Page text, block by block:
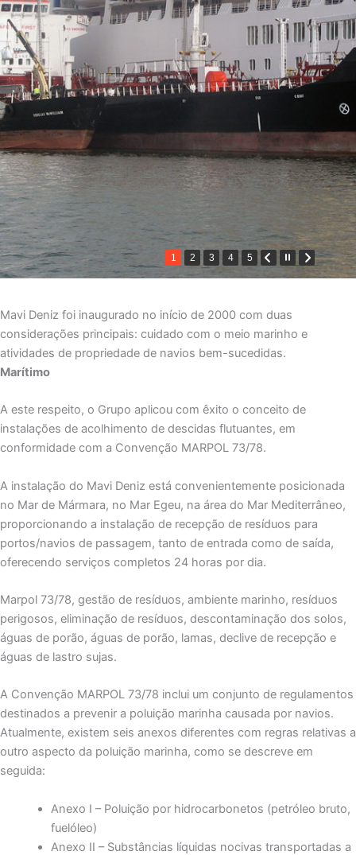
1 2 3 4 5
Mavi Deniz foi inaugurado no início de 2000 com duas
considerações principais: cuidado com o meio marinho e
atividades de propriedade de navios bem-sucedidas.
Marítimo
A este respeito, o Grupo aplicou com êxito o conceito de
instalações de acolhimento de descidas flutuantes, em
conformidade com a Convenção MARPOL 73/78.
A instalação do Mavi Deniz está convenientemente posicionada
no Mar de Mármara, no Mar Egeu, na área do Mar Mediterrâneo,
proporcionando a instalação de recepção de resíduos para
portos/navios de passagem, tanto de entrada como de saída,
oferecendo serviços completos 24 horas por dia.
Marpol 73/78, gestão de resíduos, ambiente marinho, resíduos
perigosos, eliminação de resíduos, descontaminação dos solos,
águas de porão, águas de porão, lamas, declive de recepção e
águas de lastro sujas.
A Convenção MARPOL 73/78 inclui um conjunto de regulamentos
destinados a prevenir a poluição marinha causada por navios.
Atualmente, existem seis anexos diferentes com regras relativas a
outro aspecto da poluição marinha, como se descreve em
seguida:
Anexo I – Poluição por hidrocarbonetos (petróleo bruto,
fuelóleo)
Anexo II – Substâncias líquidas nocivas transportadas a